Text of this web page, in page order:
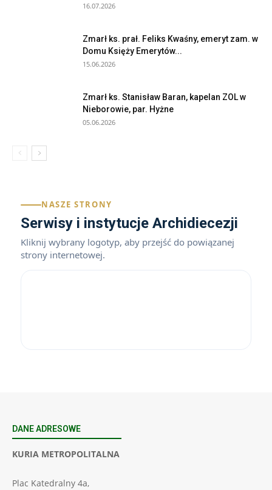
16.07.2026
Zmarł ks. prał. Feliks Kwaśny, emeryt zam. w
Domu Księży Emerytów...
15.06.2026
Zmarł ks. Stanisław Baran, kapelan ZOL w
Nieborowie, par. Hyżne
05.06.2026
NASZE STRONY
Serwisy i instytucje Archidiecezji
Kliknij wybrany logotyp, aby przejść do powiązanej
strony internetowej.
DANE ADRESOWE
KURIA METROPOLITALNA
Plac Katedralny 4a,